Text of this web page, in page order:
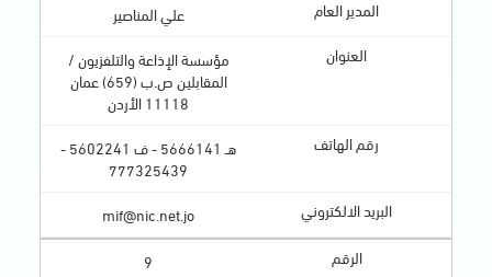
علي المناصير
مؤسسة الإذاعة والتلفزيون /
المقابلين ص.ب (659) عمان
11118 الأردن
هـ 5666141 - ف 5602241 -
777325439
mif@nic.net.jo
9